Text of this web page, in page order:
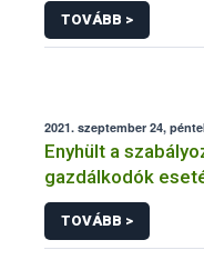
TOVÁBB >
2021. szeptember 24,
Enyhült a
gazdálkodók
TOVÁBB >